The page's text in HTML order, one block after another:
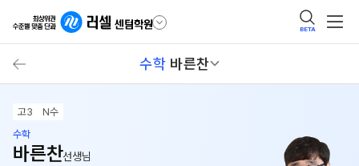
BETA
수학 바른찬
고3
N수
수학
바른찬선생님